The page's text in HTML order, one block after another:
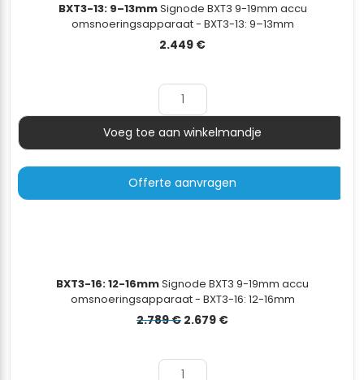
BXT3-13: 9–13mmSignode BXT3 9-19mm accu
omsnoeringsapparaat - BXT3-13: 9–13mm
2.449 €
Aantal
Voeg toe aan winkelmandje
Offerte aanvragen
BXT3-16: 12-16mmSignode BXT3 9-19mm accu
omsnoeringsapparaat - BXT3-16: 12-16mm
2.789€ Oorspronkelijke
2.789 €.
2.679 €Huidige